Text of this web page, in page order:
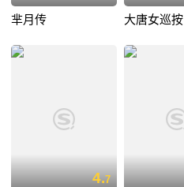
芈月传 大唐女巡按
4.7